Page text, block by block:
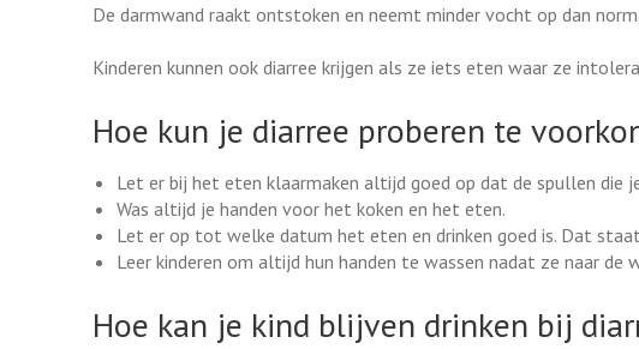
De darmwand raakt ontstoken en neemt minder vocht op dan
Kinderen kunnen ook diarree krijgen als ze iets eten waar ze
Hoe kun je diarree proberen te
Let er bij het eten klaarmaken altijd goed op dat de spullen die
Was altijd je handen voor het koken en het eten.
Let er op tot welke datum het eten en drinken goed is. Dat
Leer kinderen om altijd hun handen te wassen nadat ze naar
Hoe kan je kind blijven drinken bij